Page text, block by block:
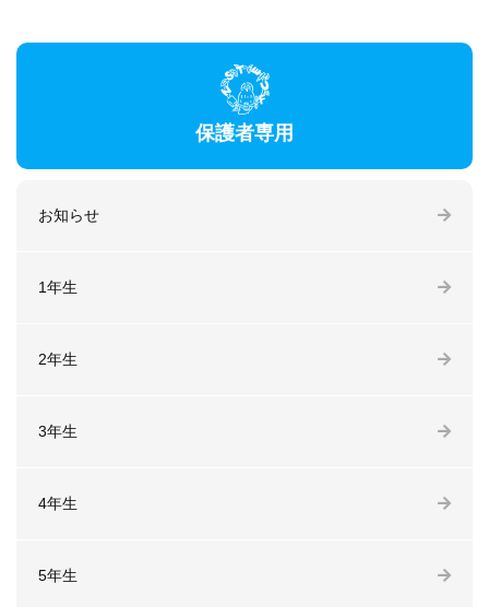
保護者専用
お知らせ
1年生
2年生
3年生
4年生
5年生